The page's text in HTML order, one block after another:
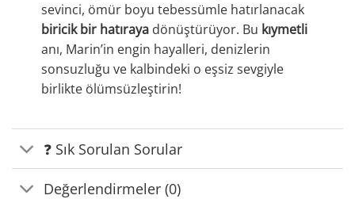
sevinci, ömür boyu tebessümle hatırlanacak
biricik bir hatırayadönüştürüyor. Bu kıymetli
anı, Marin’in engin hayalleri, denizlerin
sonsuzluğu ve kalbindeki o eşsiz sevgiyle
birlikte ölümsüzleştirin!
❓ Sık Sorulan Sorular
Değerlendirmeler (0)